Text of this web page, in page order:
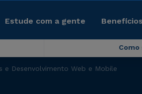
Estude com a gente Benefícios
e Desenvolvimento Web e Mobile